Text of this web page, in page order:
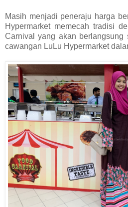
Masih menjadi peneraju harga
Hypermarket memecah tradisi
Carnival yang akan
cawangan LuLu Hypermarket